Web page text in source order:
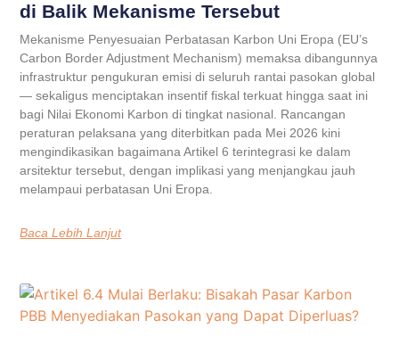
di Balik Mekanisme Tersebut
Mekanisme Penyesuaian Perbatasan Karbon Uni Eropa (EU’s
Carbon Border Adjustment Mechanism) memaksa dibangunnya
infrastruktur pengukuran emisi di seluruh rantai pasokan global
— sekaligus menciptakan insentif fiskal terkuat hingga saat ini
bagi Nilai Ekonomi Karbon di tingkat nasional. Rancangan
peraturan pelaksana yang diterbitkan pada Mei 2026 kini
mengindikasikan bagaimana Artikel 6 terintegrasi ke dalam
arsitektur tersebut, dengan implikasi yang menjangkau jauh
melampaui perbatasan Uni Eropa.
Baca Lebih Lanjut